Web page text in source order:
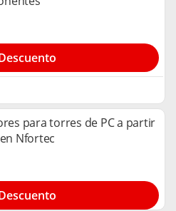
para torres de PC a partir
Nfortec